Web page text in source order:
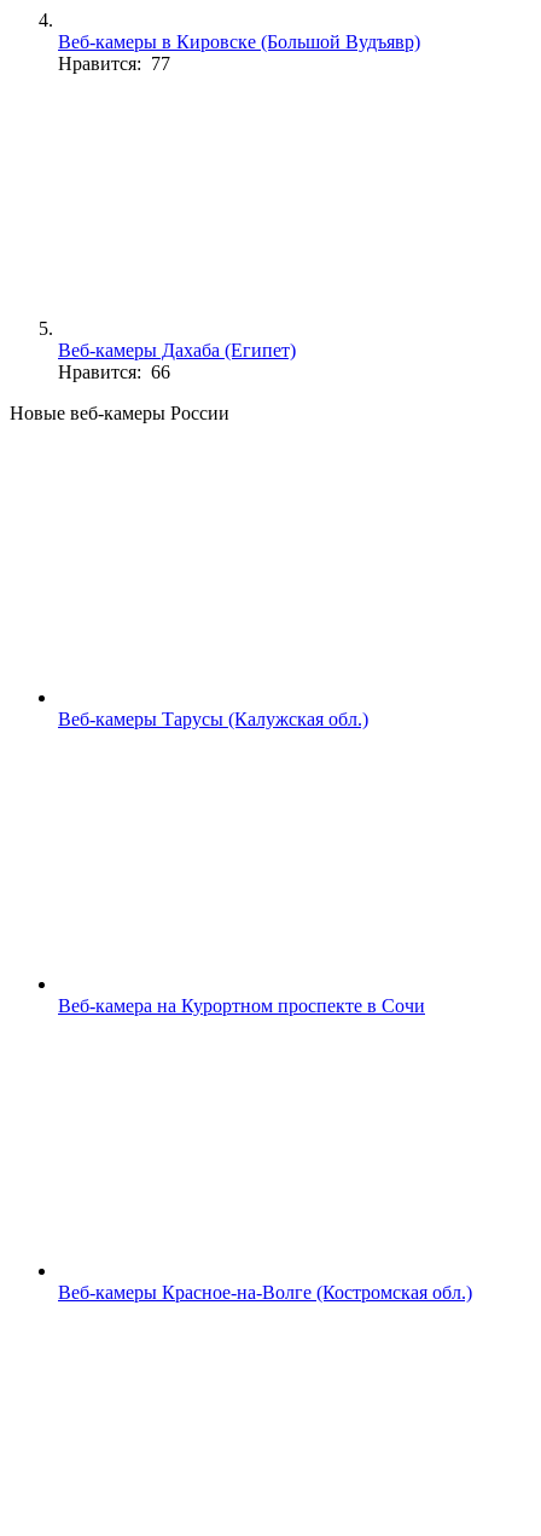
Веб-камеры в Кировске (Большой Вудъявр)
Нравится: 77
Веб-камеры Дахаба (Египет)
Нравится: 66
Новые веб-камеры России
Веб-камеры Тарусы (Калужская обл.)
Веб-камера на Курортном проспекте в Сочи
Веб-камеры Красное-на-Волге (Костромская обл.)